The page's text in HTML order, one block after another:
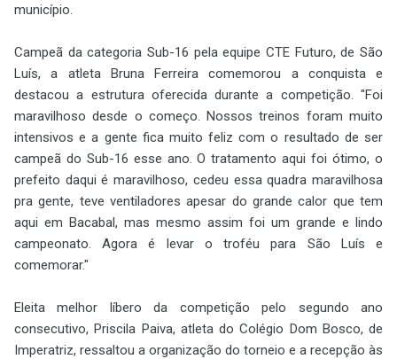
município.
Campeã da categoria Sub-16 pela equipe CTE Futuro, de São
Luís, a atleta Bruna Ferreira comemorou a conquista e
destacou a estrutura oferecida durante a competição. "Foi
maravilhoso desde o começo. Nossos treinos foram muito
intensivos e a gente fica muito feliz com o resultado de ser
campeã do Sub-16 esse ano. O tratamento aqui foi ótimo, o
prefeito daqui é maravilhoso, cedeu essa quadra maravilhosa
pra gente, teve ventiladores apesar do grande calor que tem
aqui em Bacabal, mas mesmo assim foi um grande e lindo
campeonato. Agora é levar o troféu para São Luís e
comemorar."
Eleita melhor líbero da competição pelo segundo ano
consecutivo, Priscila Paiva, atleta do Colégio Dom Bosco, de
Imperatriz, ressaltou a organização do torneio e a recepção às